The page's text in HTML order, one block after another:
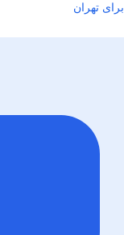
برای تهران